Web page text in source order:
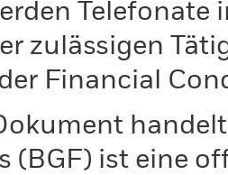
Telefonate
zulässigen
Financial
(BGF) ist eine